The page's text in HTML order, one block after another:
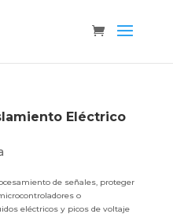
Eléctrico
de señales, proteger
o
eléctricos y picos de voltaje